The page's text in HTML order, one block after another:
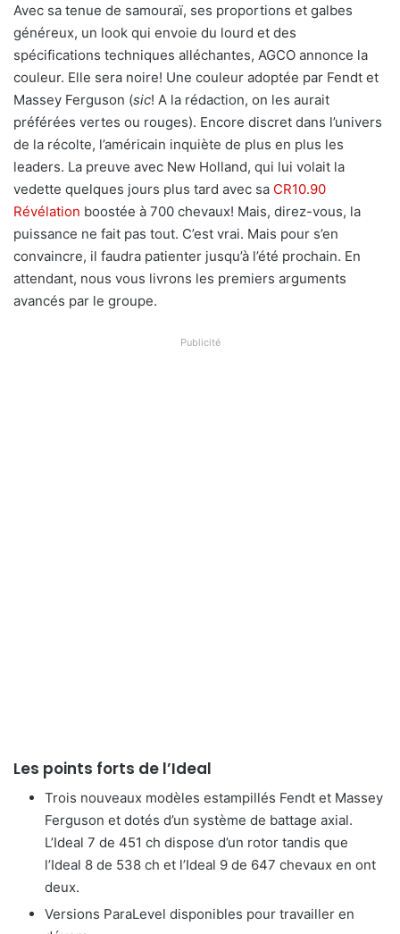
Avec sa tenue de samouraï, ses proportions et galbes
généreux, un look qui envoie du lourd et des
spécifications techniques alléchantes, AGCO annonce la
couleur. Elle sera noire! Une couleur adoptée par Fendt et
Massey Ferguson (sic! A la rédaction, on les aurait
préférées vertes ou rouges). Encore discret dans l’univers
de la récolte, l’américain inquiète de plus en plus les
leaders. La preuve avec New Holland, qui lui volait la
vedette quelques jours plus tard avec sa CR10.90
Révélation boostée à 700 chevaux! Mais, direz-vous, la
puissance ne fait pas tout. C’est vrai. Mais pour s’en
convaincre, il faudra patienter jusqu’à l’été prochain. En
attendant, nous vous livrons les premiers arguments
avancés par le groupe.
Publicité
Les points forts de l’Ideal
Trois nouveaux modèles estampillés Fendt et Massey
Ferguson et dotés d’un système de battage axial.
L’Ideal 7 de 451 ch dispose d’un rotor tandis que
l’Ideal 8 de 538 ch et l’Ideal 9 de 647 chevaux en ont
deux.
Versions ParaLevel disponibles pour travailler en